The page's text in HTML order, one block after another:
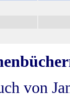
von